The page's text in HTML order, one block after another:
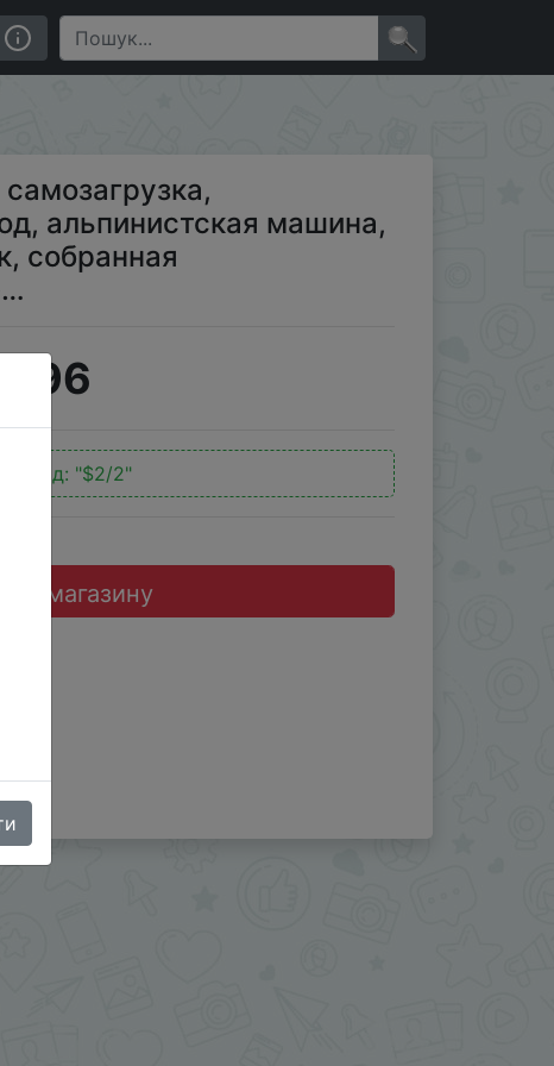
4WD строительный блок, собранная электрическая
альпинистская машина,
собранная
"$2/2"
до магазину